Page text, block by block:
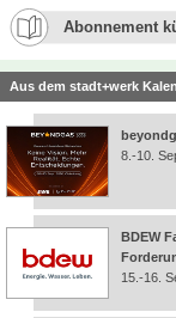
Abonnement
Aus dem stadt+werk
8.-10.
BDEW
15.-16.